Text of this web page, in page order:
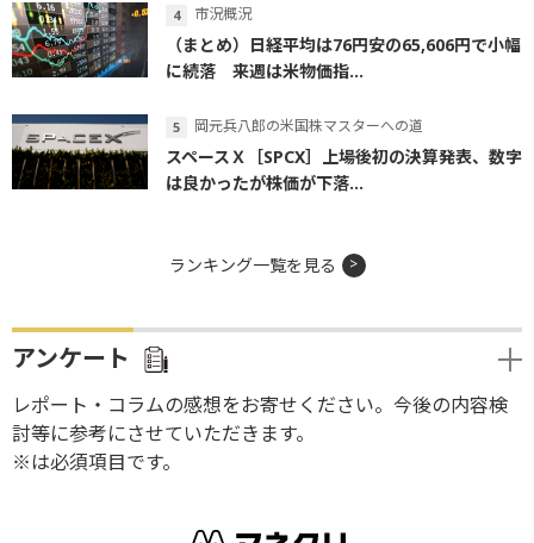
市況概況
（まとめ）日経平均は76円安の65,606円で小幅
に続落 来週は米物価指...
岡元兵八郎の米国株マスターへの道
スペースＸ［SPCX］上場後初の決算発表、数字
は良かったが株価が下落...
ランキング一覧を見る
アンケート
レポート・コラムの感想をお寄せください。今後の内容検
討等に参考にさせていただきます。
※は必須項目です。